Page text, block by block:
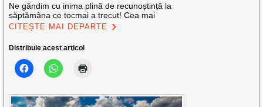
Ne gândim cu inima plină de recunoștință la
săptămâna ce tocmai a trecut! Cea mai
CITEȘTE MAI DEPARTE
Distribuie acest articol